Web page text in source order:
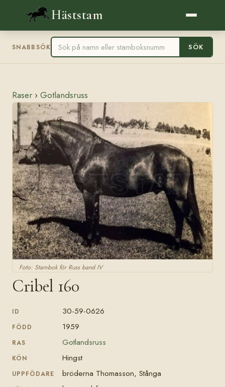
Häststam
SNABBSÖK SÖK
Raser › Gotlandsruss
Foto: Stambok för Russ band IV
Cribel 160
ID 30-59-0626
FÖDD 1959
RAS Gotlandsruss
KÖN Hingst
UPPFÖDARE bröderna Thomasson, Stånga